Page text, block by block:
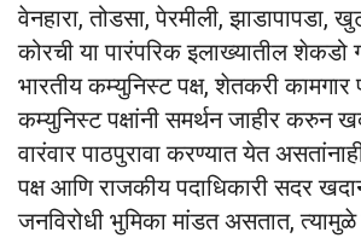
वेनहारा, तोडसा, पेरमीली, झाडापापडा,
कोरची या पारंपरिक इलाख्यातील शेकडो
भारतीय कम्युनिस्ट पक्ष, शेतकरी कामगार
कम्युनिस्ट पक्षांनी समर्थन जाहीर करुन
वारंवार पाठपुरावा करण्यात येत
पक्ष आणि राजकीय पदाधिकारी सदर
जनविरोधी भुमिका मांडत असतात, त्यामुळे